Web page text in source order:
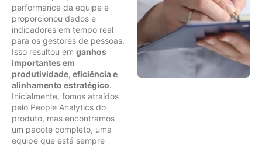
performance da equipe e
proporcionou dados e
indicadores em tempo real
para os gestores de pessoas.
Isso resultou em ganhos
importantes em
produtividade, eficiência e
alinhamento estratégico.
Inicialmente, fomos atraídos
pelo People Analytics do
produto, mas encontramos
um pacote completo, uma
equipe que está sempre